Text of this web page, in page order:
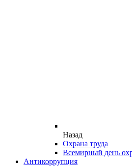
Назад
Охрана труда
Всемирный день
Антикоррупция